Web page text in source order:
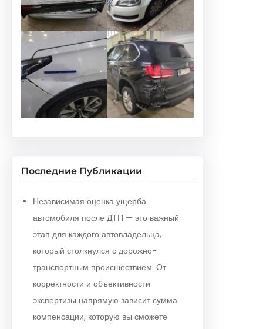
Последние Публикации
Независимая оценка ущерба
автомобиля после ДТП — это важный
этап для каждого автовладельца,
который столкнулся с дорожно-
транспортным происшествием. От
корректности и объективности
экспертизы напрямую зависит сумма
компенсации, которую вы сможете